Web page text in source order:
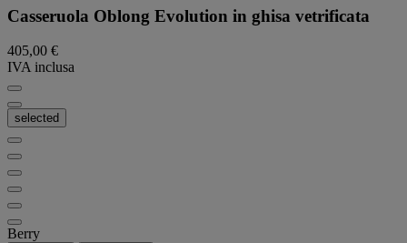
Casseruola Oblong Evolution in ghisa vetrificata
405,00 €
IVA inclusa
selected
Berry